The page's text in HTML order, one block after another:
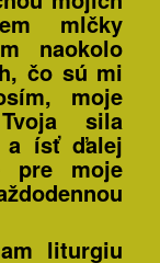
mlčky
naokolo
čo sú mi
moje
sila
a ísť ďalej
pre moje
liturgiu